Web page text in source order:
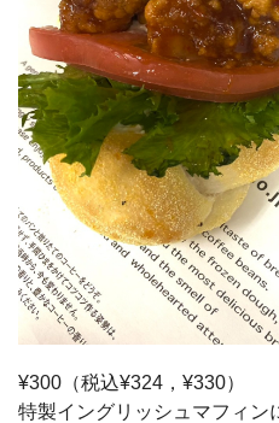
¥300（税込¥324，¥330）
特製イングリッシュマフィン